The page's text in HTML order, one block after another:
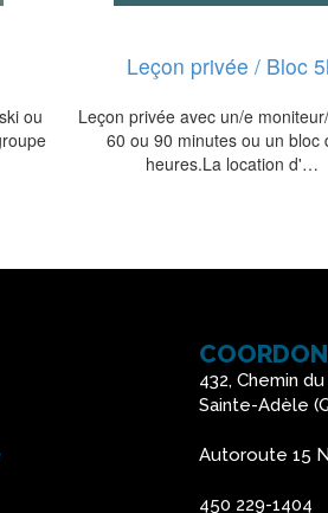
ou
Leçon privée / Bloc
Leçon privée avec un/e
60 ou 90 minutes ou un bloc
heures.La location d'…
432, Chemin
Sainte-Adèle
Autoroute 15
450 229-1404